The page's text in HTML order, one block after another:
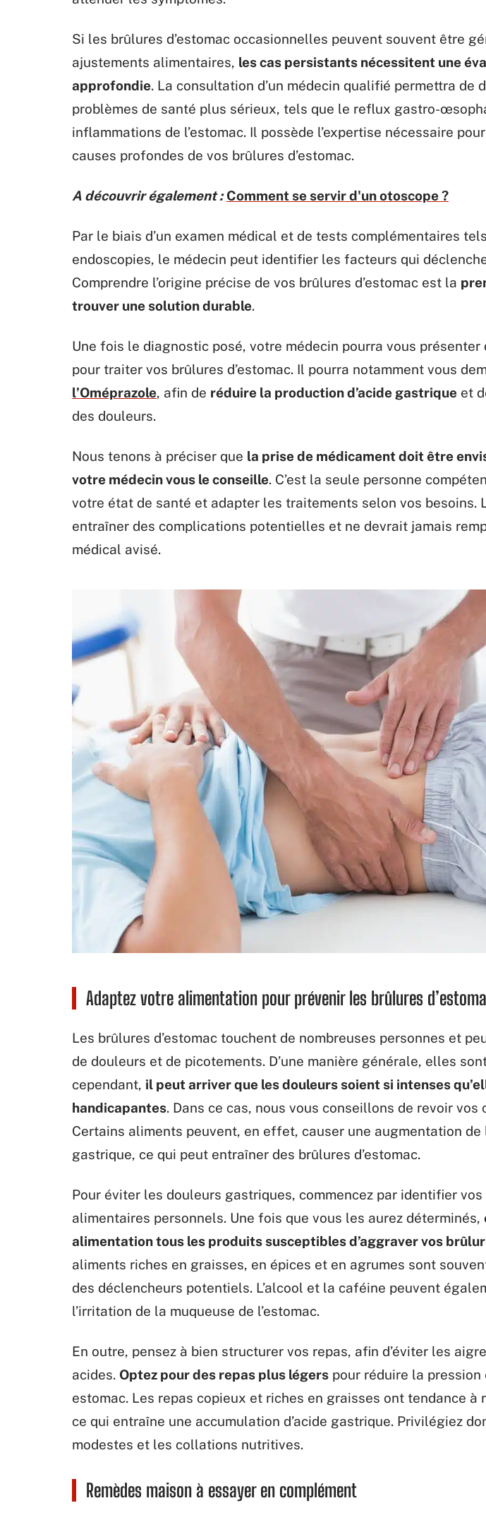
Si les brûlures d’estomac occasionnelles peuvent souvent être
ajustements alimentaires, les cas persistants nécessitent une
approfondie. La consultation d’un médecin qualifié permettra de
problèmes de santé plus sérieux, tels que le reflux gastro-
inflammations de l’estomac. Il possède l’expertise nécessaire
causes profondes de vos brûlures d’estomac.
A découvrir également : Comment se servir d'un otoscope ?
Par le biais d’un examen médical et de tests complémentaires
endoscopies, le médecin peut identifier les facteurs qui
Comprendre l’origine précise de vos brûlures d’estomac est la
trouver une solution durable.
Une fois le diagnostic posé, votre médecin pourra vous
pour traiter vos brûlures d’estomac. Il pourra notamment vous
l’Oméprazole, afin de réduire la production d’acide gastrique et
des douleurs.
Nous tenons à préciser que la prise de médicament doit être
votre médecin vous le conseille. C’est la seule personne
votre état de santé et adapter les traitements selon vos besoins.
entraîner des complications potentielles et ne devrait jamais
médical avisé.
Adaptez votre alimentation pour prévenir les brûlures
Les brûlures d’estomac touchent de nombreuses personnes et
de douleurs et de picotements. D’une manière générale, elles
cependant, il peut arriver que les douleurs soient si intenses
handicapantes. Dans ce cas, nous vous conseillons de revoir vos
Certains aliments peuvent, en effet, causer une augmentation de
gastrique, ce qui peut entraîner des brûlures d’estomac.
Pour éviter les douleurs gastriques, commencez par identifier
alimentaires personnels. Une fois que vous les aurez déterminés,
alimentation tous les produits susceptibles d’aggraver vos
aliments riches en graisses, en épices et en agrumes sont
des déclencheurs potentiels. L’alcool et la caféine peuvent
l’irritation de la muqueuse de l’estomac.
En outre, pensez à bien structurer vos repas, afin d’éviter les
acides. Optez pour des repas plus légers pour réduire la pression
estomac. Les repas copieux et riches en graisses ont tendance
ce qui entraîne une accumulation d’acide gastrique. Privilégiez
modestes et les collations nutritives.
Remèdes maison à essayer en complément